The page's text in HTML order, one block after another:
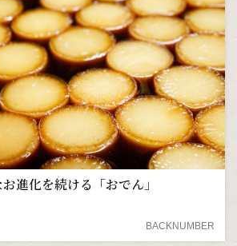
進化を続ける「おでん」
BACKNUMBER